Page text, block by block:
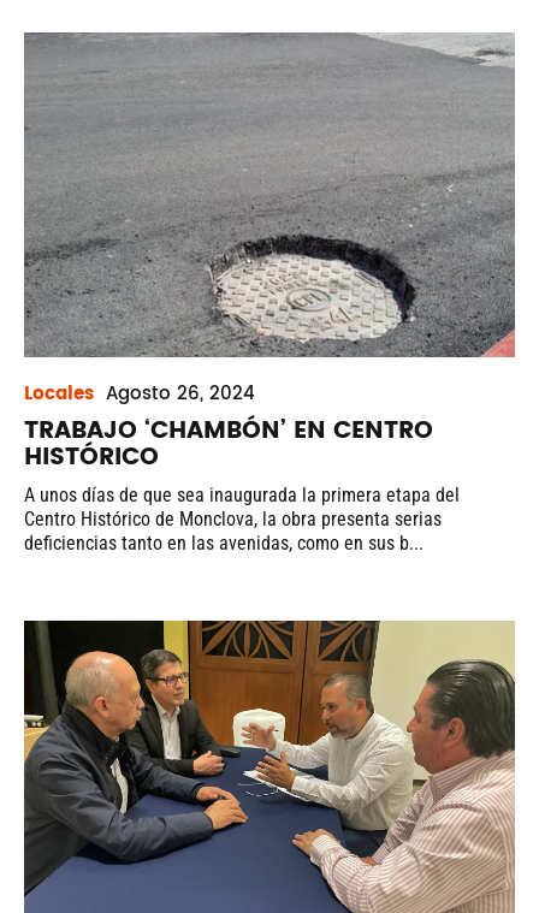
Locales Agosto 26, 2024
TRABAJO ‘CHAMBÓN’ EN CENTRO
HISTÓRICO
A unos días de que sea inaugurada la primera etapa del
Centro Histórico de Monclova, la obra presenta serias
deficiencias tanto en las avenidas, como en sus b...